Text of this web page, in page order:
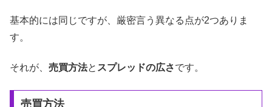
基本的には同じですが、厳密言う異なる点が2つありま
す。
それが、 売買方法と スプレッドの広さです。
売買方法